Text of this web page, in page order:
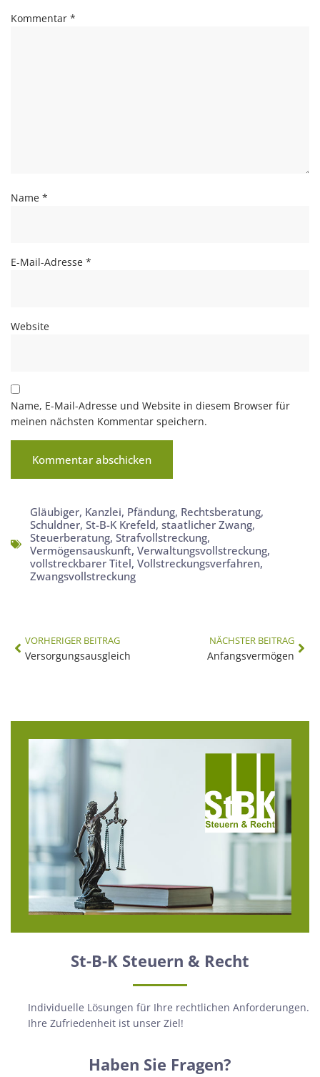
Kommentar *
Name *
E-Mail-Adresse *
Website
Name, E-Mail-Adresse und Website in diesem Browser für
meinen nächsten Kommentar speichern.
Gläubiger, Kanzlei, Pfändung, Rechtsberatung,
Schuldner, St-B-K Krefeld, staatlicher Zwang,
Steuerberatung, Strafvollstreckung,
Vermögensauskunft, Verwaltungsvollstreckung,
vollstreckbarer Titel, Vollstreckungsverfahren,
Zwangsvollstreckung
VORHERIGER BEITRAG
Versorgungsausgleich
NÄCHSTER BEITRAG
Anfangsvermögen
St-B-K Steuern & Recht
Individuelle Lösungen für Ihre rechtlichen Anforderungen.
Ihre Zufriedenheit ist unser Ziel!
Haben Sie Fragen?